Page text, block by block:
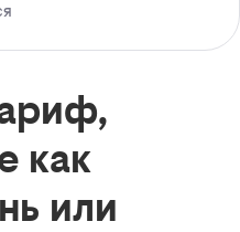
как
или